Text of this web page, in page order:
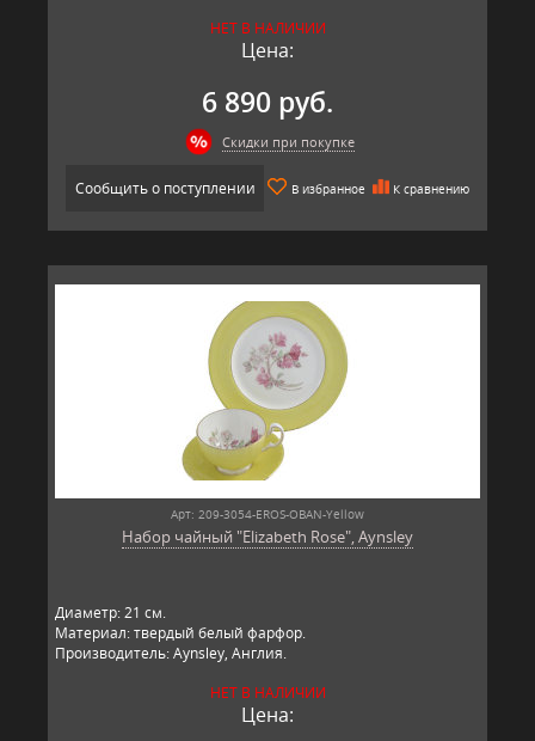
НЕТ В НАЛИЧИИ
Цена:
6 890 руб.
Скидки при покупке
Сообщить о поступлении В избранное К сравнению
Арт: 209-3054-EROS-OBAN-Yellow
Набор чайный "Elizabeth Rose", Aynsley
Диаметр: 21 см.
Материал: твердый белый фарфор.
Производитель: Aynsley, Англия.
НЕТ В НАЛИЧИИ
Цена: